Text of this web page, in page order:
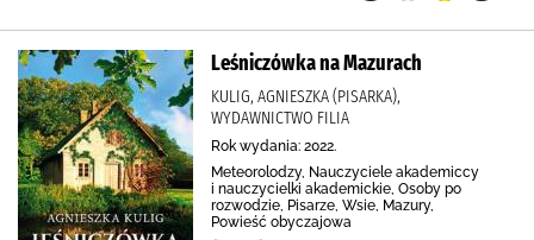
Leśniczówka na Mazurach
KULIG, AGNIESZKA (PISARKA),
WYDAWNICTWO FILIA
Rok wydania: 2022.
Meteorolodzy, Nauczyciele akademiccy
i nauczycielki akademickie, Osoby po
rozwodzie, Pisarze, Wsie, Mazury,
Powieść obyczajowa